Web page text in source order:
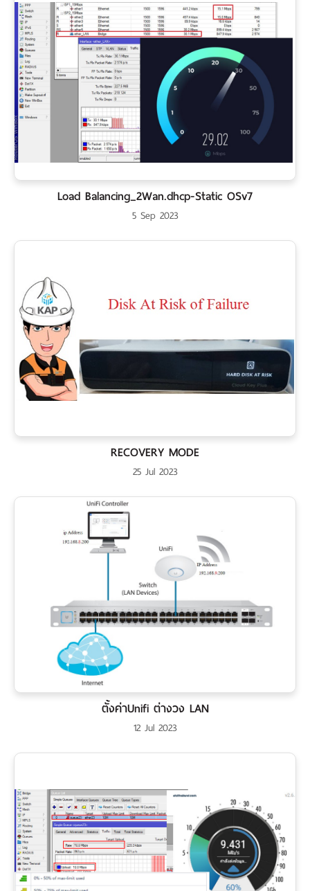
Load Balancing_2Wan.dhcp-Static OSv7
5 Sep 2023
RECOVERY MODE
25 Jul 2023
ตั้งค่าUnifi ต่างวง LAN
12 Jul 2023